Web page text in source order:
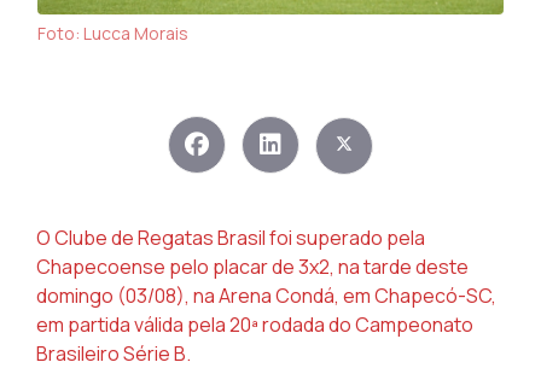
Foto: Lucca Morais
O Clube de Regatas Brasil foi superado pela
Chapecoense pelo placar de 3x2, na tarde deste
domingo (03/08), na Arena Condá, em Chapecó-SC,
em partida válida pela 20ª rodada do Campeonato
Brasileiro Série B.